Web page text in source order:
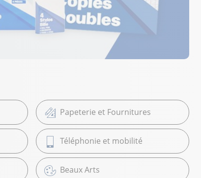
Papeterie et Fournitures
Téléphonie et mobilité
Beaux Arts